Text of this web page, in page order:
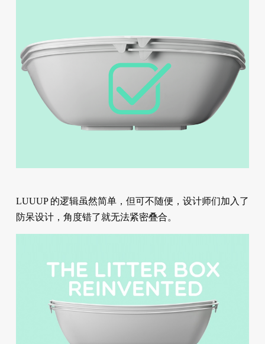
LUUUP 的逻辑虽然简单，但可不随便，设计师们加入了
防呆设计，角度错了就无法紧密叠合。